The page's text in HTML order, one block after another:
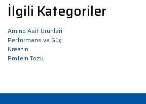
İlgili Kategoriler
Amino Asit Ürünleri
Performans ve Güç
Kreatin
Protein Tozu